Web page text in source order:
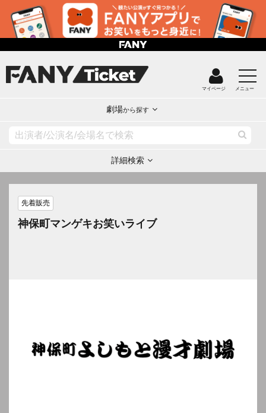
マイページ メニュー
劇場から探す
詳細検索
先着販売
神保町マンゲキお笑いライブ